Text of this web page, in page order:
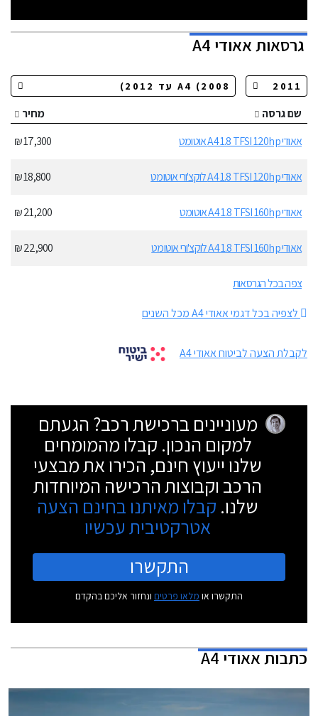
גרסאותאאודי A4
שם גרסה
מחיר
אאודי A4 1.8 TFSI 120hp אוטומט
17,300 ₪
אאודי A4 1.8 TFSI 120hp לוקצ'ורי אוטומט 18,800 ₪
אאודי A4 1.8 TFSI 160hp אוטומט 21,200 ₪
אאודי A4 1.8 TFSI 160hp לוקצ'ורי אוטומט 22,900 ₪
צפה בכל הגרסאות
לצפיה בכל דגמי אאודי A4 מכל השנים
לקבלת הצעה לביטוח אאודי A4
מעוניינים ברכישת רכב? הגעתם
למקום הנכון. קבלו מהמומחים
שלנו ייעוץ חינם, הכירו את מבצעי
הרכב וקבוצות הרכישה המיוחדות
שלנו. קבלו מאיתנו בחינם הצעה
אטרקטיבית עכשיו
התקשרו
התקשרו או מלאו פרטים ונחזור אליכם בהקדם
כתבותאאודי A4